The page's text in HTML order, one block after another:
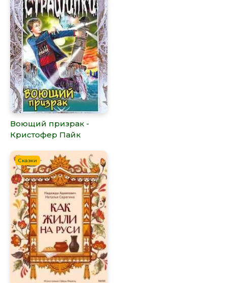
Воющий призрак -
Кристофер Пайк
Сказки